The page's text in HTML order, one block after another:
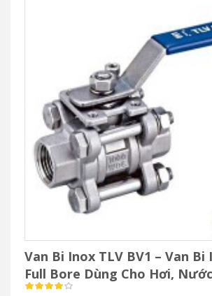
Van Bi Inox TLV BV1 – Van Bi
Full Bore Dùng Cho Hơi,